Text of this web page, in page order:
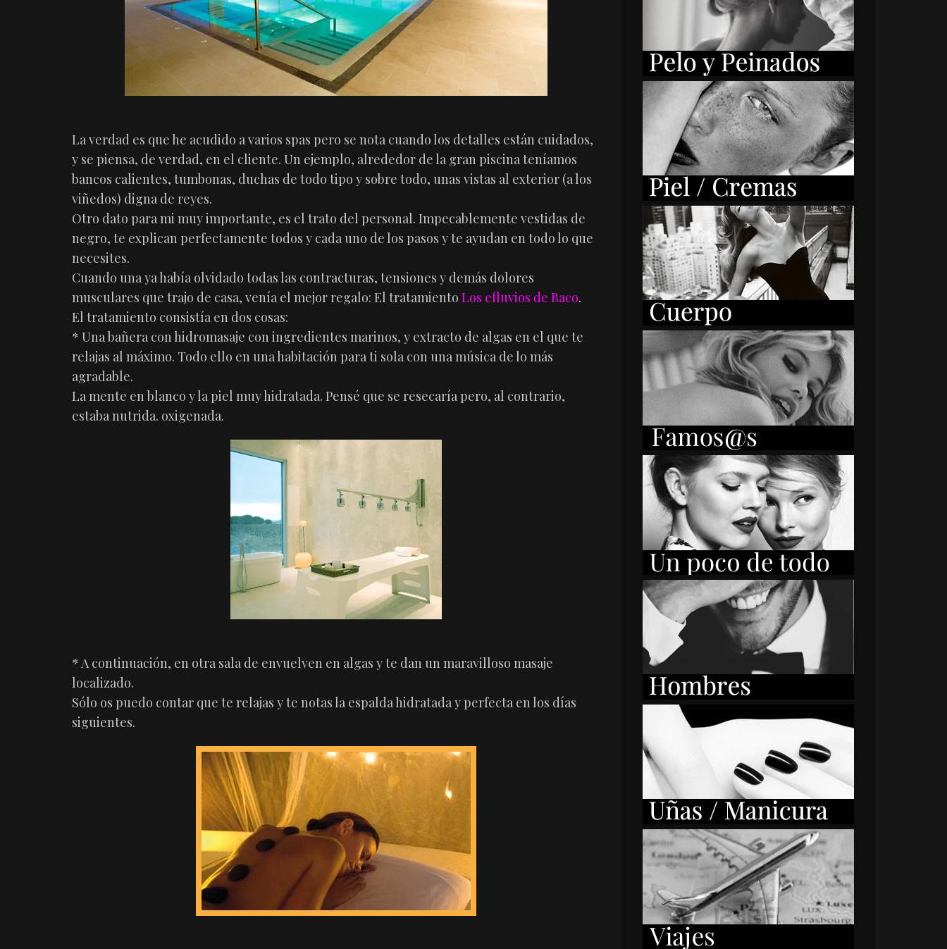
La verdad es que he acudido a varios spas pero se nota cuando los detalles están cuidados,
y se piensa, de verdad, en el cliente. Un ejemplo, alrededor de la gran piscina teníamos
bancos calientes, tumbonas, duchas de todo tipo y sobre todo, unas vistas al exterior (a los
viñedos) digna de reyes.
Otro dato para mi muy importante, es el trato del personal. Impecablemente vestidas de
negro, te explican perfectamente todos y cada uno de los pasos y te ayudan en todo lo que
necesites.
Cuando una ya había olvidado todas las contracturas, tensiones y demás dolores
musculares que trajo de casa, venía el mejor regalo: El tratamiento Los efluvios de Baco.
El tratamiento consistía en dos cosas:
* Una bañera con hidromasaje con ingredientes marinos, y extracto de algas en el que te
relajas al máximo. Todo ello en una habitación para ti sola con una música de lo más
agradable.
La mente en blanco y la piel muy hidratada. Pensé que se resecaría pero, al contrario,
estaba nutrida. oxigenada.
* A continuación, en otra sala de envuelven en algas y te dan un maravilloso masaje
localizado.
Sólo os puedo contar que te relajas y te notas la espalda hidratada y perfecta en los días
siguientes.